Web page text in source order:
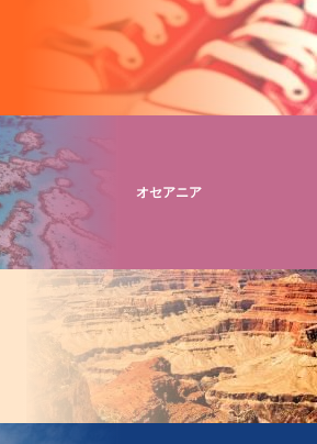
オセアニア